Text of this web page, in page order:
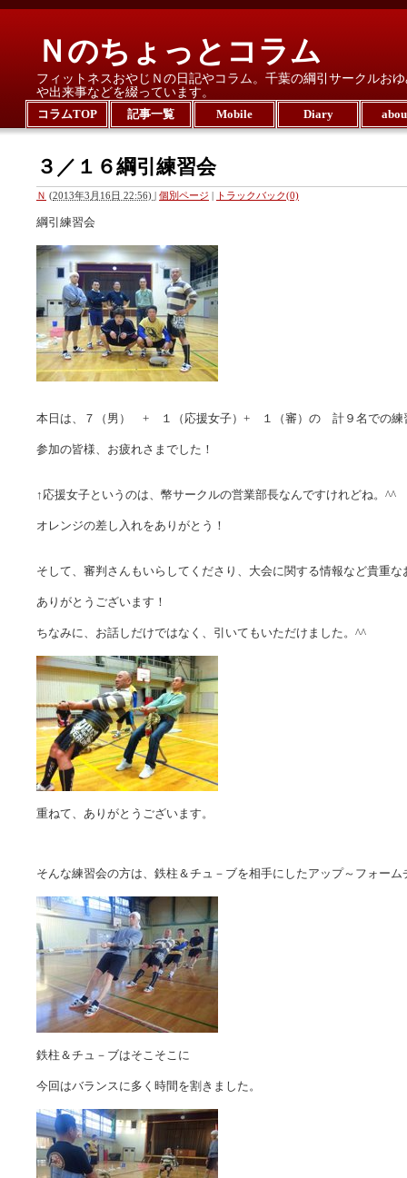
Ｎのちょっとコラム
フィットネスおやじＮの日記やコラム。千葉の綱引サークルお
や出来事などを綴っています。
コラムTOP
記事一覧 Mobile Diary
３／１６綱引練習会
Ｎ (2013年3月16日 22:56) | 個別ページ | トラックバック(0)
綱引練習会
本日は、７（男） + １（応援女子）+ １（審）の 計９名での練
参加の皆様、お疲れさまでした！
↑応援女子というのは、幣サークルの営業部長なんですけれどね。^^
オレンジの差し入れをありがとう！
そして、審判さんもいらしてくださり、大会に関する情報など貴重
ありがとうございます！
ちなみに、お話しだけではなく、引いてもいただけました。^^
重ねて、ありがとうございます。
そんな練習会の方は、鉄柱＆チュ－ブを相手にしたアップ～フォーム
鉄柱＆チュ－ブはそこそこに
今回はバランスに多く時間を割きました。